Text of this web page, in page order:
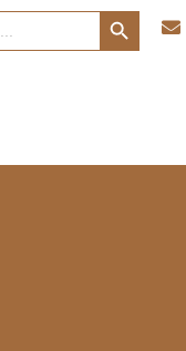
Search Button